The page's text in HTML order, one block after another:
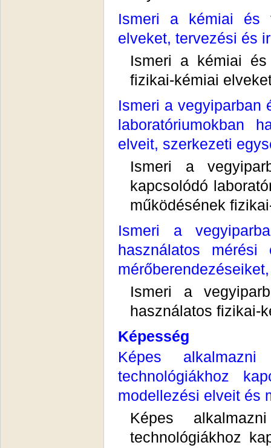
Ismeri a kémiai és
elveket, tervezési és
Ismeri a kémiai és
fizikai-kémiai
Ismeri a vegyiparban
laboratóriumokban
elveit, szerkezeti
Ismeri a
kapcsolódó
működésének
Ismeri a
használatos
Ismeri a
használatos fizikai-
Képesség
Képes
technológiákhoz
modellezési elveit és
Képes
technológiákhoz